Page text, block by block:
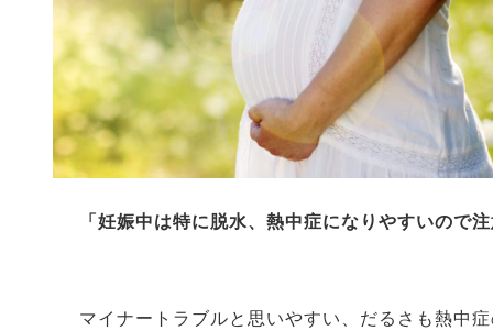
「妊娠中は特に脱水、熱中症になりやすいので
マイナートラブルと思いやすい、だるさも熱中